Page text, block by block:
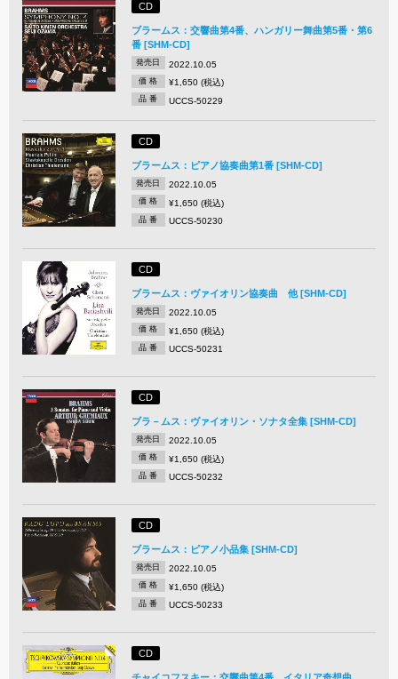
CD
ブラームス：交響曲第4番、ハンガリー舞曲第5番・第6
番 [SHM-CD]
発売日 2022.10.05
価 格 ¥1,650 (税込)
品 番 UCCS-50229
CD
ブラームス：ピアノ協奏曲第1番 [SHM-CD]
発売日 2022.10.05
価 格 ¥1,650 (税込)
品 番 UCCS-50230
CD
ブラームス：ヴァイオリン協奏曲 他 [SHM-CD]
発売日 2022.10.05
価 格 ¥1,650 (税込)
品 番 UCCS-50231
CD
ブラ－ムス：ヴァイオリン・ソナタ全集 [SHM-CD]
発売日 2022.10.05
価 格 ¥1,650 (税込)
品 番 UCCS-50232
CD
ブラームス：ピアノ小品集 [SHM-CD]
発売日 2022.10.05
価 格 ¥1,650 (税込)
品 番 UCCS-50233
CD